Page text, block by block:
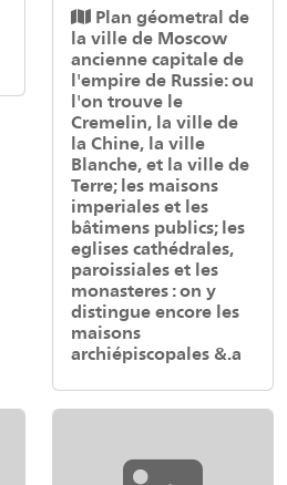
Plan géometral de
la ville de Moscow
ancienne capitale de
l'empire de Russie: ou
l'on trouve le
Cremelin, la ville de
la Chine, la ville
Blanche, et la ville de
Terre; les maisons
imperiales et les
bâtimens publics; les
eglises cathédrales,
paroissiales et les
monasteres : on y
distingue encore les
maisons
archiépiscopales &.a